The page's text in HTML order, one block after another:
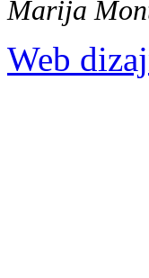
Marija
Web